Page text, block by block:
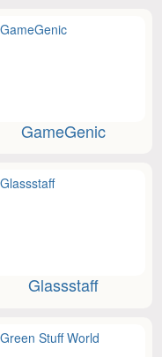
GameGenic
Glassstaff